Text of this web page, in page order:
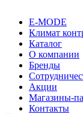
E-MODE
Климат
Каталог
О компании
Бренды
Акции
Магазины-
Контакты